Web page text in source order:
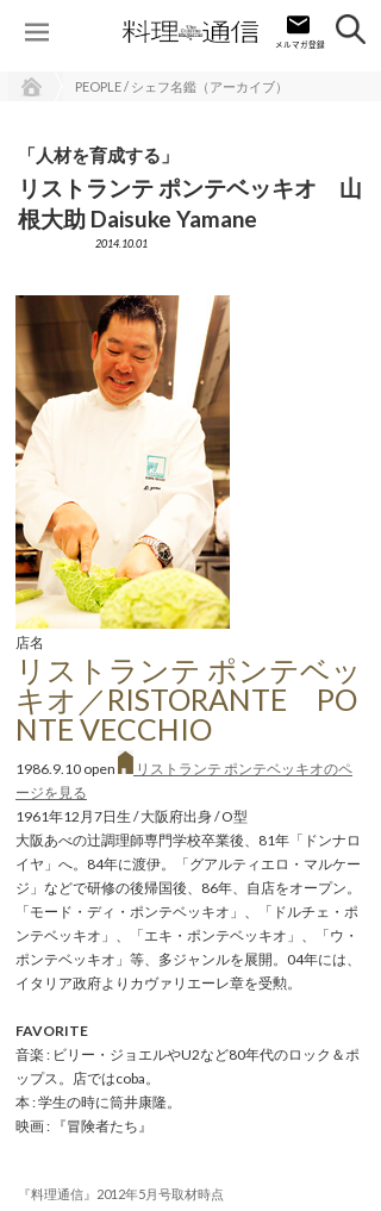
PEOPLE / シェフ名鑑（アーカイブ）
「人材を育成する」
リストランテ ポンテベッキオ 山
根大助 Daisuke Yamane
2014.10.01
店名
リストランテ ポンテベッ
キオ／RISTORANTE PO
NTE VECCHIO
1986.9.10 open
リストランテ ポンテベッキオのペ
ージを見る
1961年12月7日生 / 大阪府出身 / O型
大阪あべの辻調理師専門学校卒業後、81年「ドンナロ
イヤ」へ。84年に渡伊。「グアルティエロ・マルケー
ジ」などで研修の後帰国後、86年、自店をオープン。
「モード・ディ・ポンテベッキオ」、「ドルチェ・ポ
ンテベッキオ」、「エキ・ポンテベッキオ」、「ウ・
ポンテベッキオ」等、多ジャンルを展開。04年には、
イタリア政府よりカヴァリエーレ章を受勲。
FAVORITE
音楽 : ビリー・ジョエルやU2など80年代のロック＆ポ
ップス。店ではcoba。
本 : 学生の時に筒井康隆。
映画 : 『冒険者たち』
『料理通信』2012年5月号取材時点